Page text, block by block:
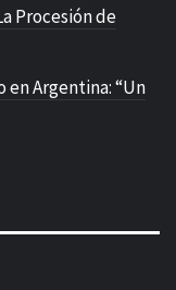
Procesión de
en Argentina: “Un